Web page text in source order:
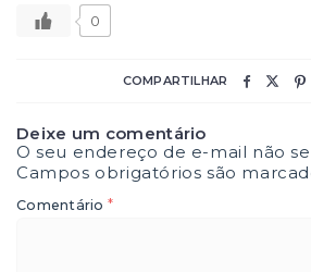
0
COMPARTILHAR
Deixe um comentário
O seu endereço de e-mail não
Campos obrigatórios são
Comentário *